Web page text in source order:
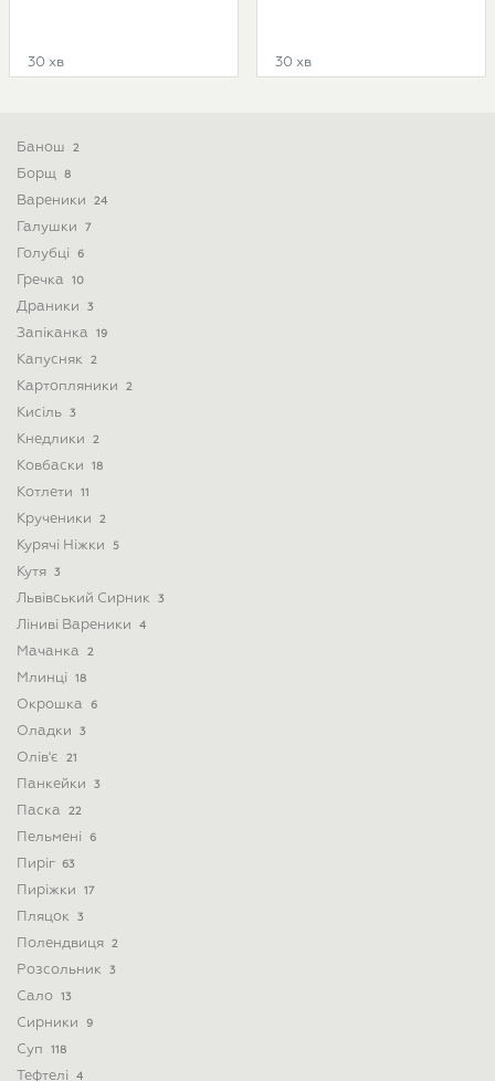
30 хв 30 хв
Банош 2
Борщ 8
Вареники 24
Галушки 7
Голубці 6
Гречка 10
Драники 3
Запіканка 19
Капусняк 2
Картопляники 2
Кисіль 3
Кнедлики 2
Ковбаски 18
Котлети 11
Крученики 2
Курячі Ніжки 5
Кутя 3
Львівський Сирник 3
Ліниві Вареники 4
Мачанка 2
Млинці 18
Окрошка 6
Оладки 3
Олів'є 21
Панкейки 3
Паска 22
Пельмені 6
Пиріг 63
Пиріжки 17
Пляцок 3
Полендвиця 2
Розсольник 3
Сало 13
Сирники 9
Суп 118
Тефтелі 4